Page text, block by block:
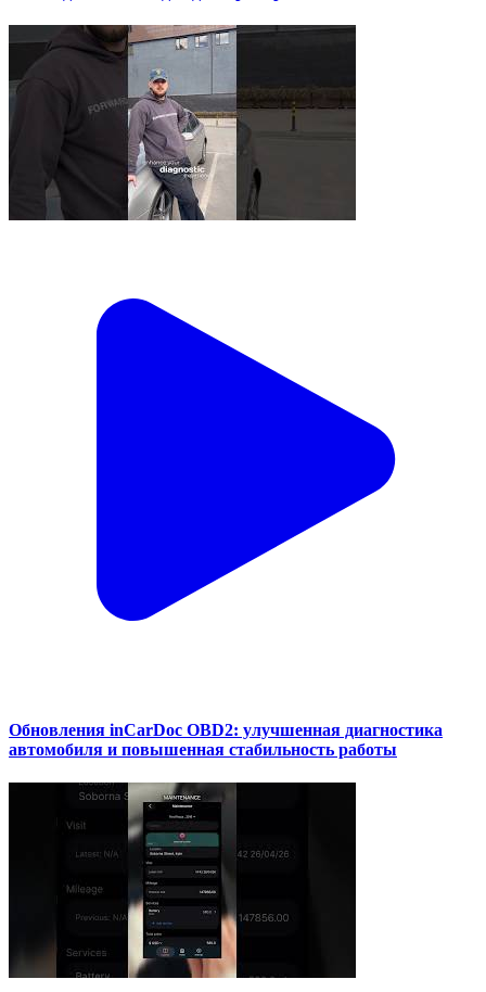
Обновления inCarDoc OBD2: улучшенная диагностика
автомобиля и повышенная стабильность работы